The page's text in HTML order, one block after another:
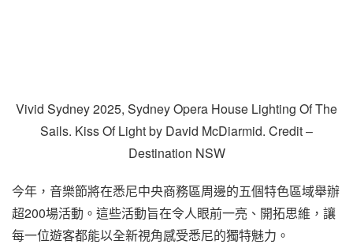
Vivid Sydney 2025, Sydney Opera House Lighting Of The
Sails. Kiss Of Light by David McDiarmid. Credit –
Destination NSW
今年，音樂節將在悉尼中央商務區周邊的五個特色區域舉辦
超200場活動。這些活動旨在令人眼前一亮、開拓思維，讓
每一位遊客都能以全新視角感受悉尼的獨特魅力。